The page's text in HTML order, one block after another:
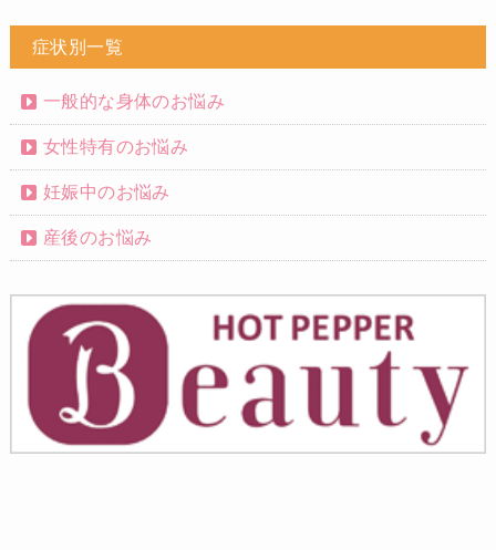
症状別一覧
一般的な身体のお悩み
女性特有のお悩み
妊娠中のお悩み
産後のお悩み